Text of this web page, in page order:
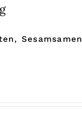
Sesamsamen